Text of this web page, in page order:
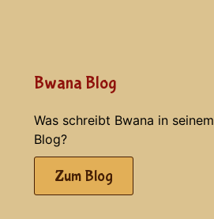
Bwana Blog
Was schreibt Bwana in seinem
Blog?
Zum Blog